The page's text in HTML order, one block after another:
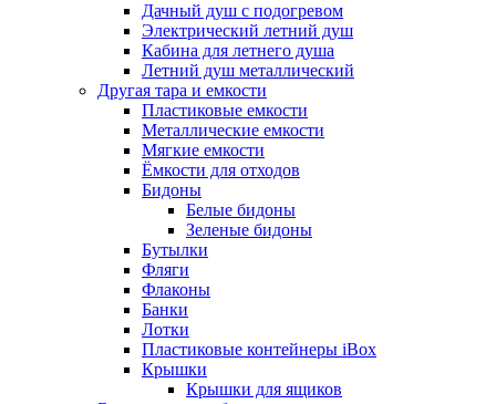
Дачный душ с подогревом
Электрический летний душ
Кабина для летнего душа
Летний душ металлический
Другая тара и емкости
Пластиковые емкости
Металлические емкости
Мягкие емкости
Ёмкости для отходов
Бидоны
Белые бидоны
Зеленые бидоны
Бутылки
Фляги
Флаконы
Банки
Лотки
Пластиковые контейнеры iBox
Крышки
Крышки для ящиков